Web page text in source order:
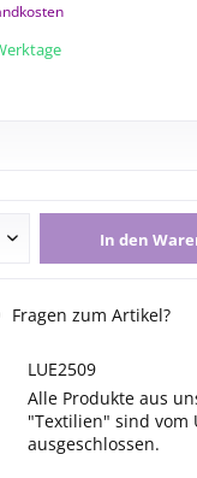
In den
Fragen zum Artikel?
LUE2509
Alle Produkte aus
"Textilien" sind vom
ausgeschlossen.